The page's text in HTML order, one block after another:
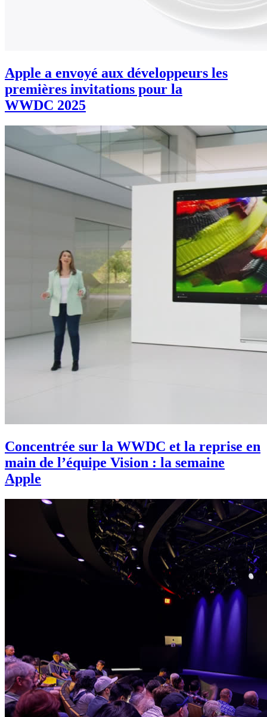
Apple a envoyé aux développeurs les
premières invitations pour la
WWDC 2025
Concentrée sur la WWDC et la reprise en
main de l’équipe Vision : la semaine
Apple